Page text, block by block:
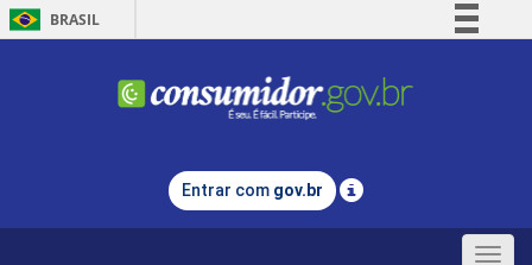
BRASIL
Comunica BR
Legislação
Entrar com gov.br
Toggle